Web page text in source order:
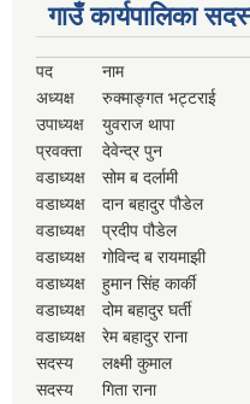
गाउँ कार्यपालिका
पद नाम
अध्यक्ष
रुक्माङ्गत भट्टराई
उपाध्यक्ष
युवराज थापा
प्रवक्ता
देवेन्द्र पुन
वडाध्यक्ष
सोम ब दर्लामी
वडाध्यक्ष
दान बहादुर पौडेल
वडाध्यक्ष
प्रदीप पौडेल
वडाध्यक्ष
गोविन्द ब रायमाझी
वडाध्यक्ष
हुमान सिंह कार्की
वडाध्यक्ष
दोम बहादुर घर्ती
वडाध्यक्ष
रेम बहादुर राना
सदस्य
लक्ष्मी कुमाल
सदस्य
गिता राना